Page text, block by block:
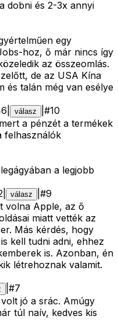
dobni és 2-3x annyi
egy
hoz, ő már nincs így
az összeomlás.
de az USA Kína
és talán még van esélye
válasz #10
a pénzét a termékek
felhasználók
a legjobb
válasz #9
volna Apple, az ő
miatt vették az
Más kérdés, hogy
kell tudni adni, ehhez
is. Azonban, én
létrehoznak valamit.
#7
jó a srác. Amúgy
túl naív, kedves kis